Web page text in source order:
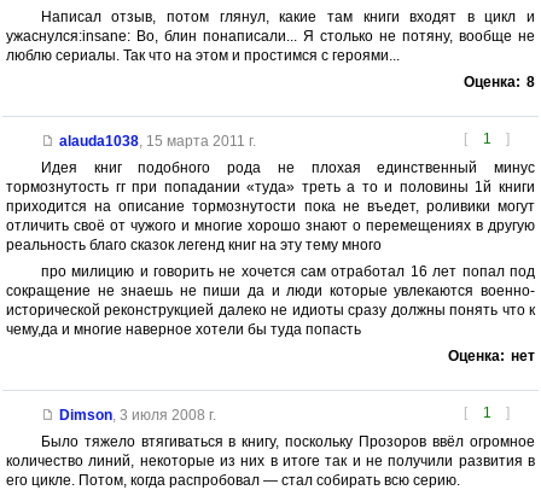
Написал отзыв, потом глянул, какие там книги входят в цикл и
ужаснулся:insane: Во, блин понаписали... Я столько не потяну, вообще не
люблю сериалы. Так что на этом и простимся с героями...
Оценка: 8
[ 1 ]
alauda1038, 15 марта 2011 г.
Идея книг подобного рода не плохая единственный минус
тормознутость гг при попадании «туда» треть а то и половины 1й книги
приходится на описание тормознутости пока не въедет, роливики могут
отличить своё от чужого и многие хорошо знают о перемещениях в другую
реальность благо сказок легенд книг на эту тему много
про милицию и говорить не хочется сам отработал 16 лет попал под
сокращение не знаешь не пиши да и люди которые увлекаются военно-
исторической реконструкцией далеко не идиоты сразу должны понять что к
чему,да и многие наверное хотели бы туда попасть
Оценка: нет
[ 1 ]
Dimson, 3 июля 2008 г.
Было тяжело втягиваться в книгу, поскольку Прозоров ввёл огромное
количество линий, некоторые из них в итоге так и не получили развития в
его цикле. Потом, когда распробовал — стал собирать всю серию.